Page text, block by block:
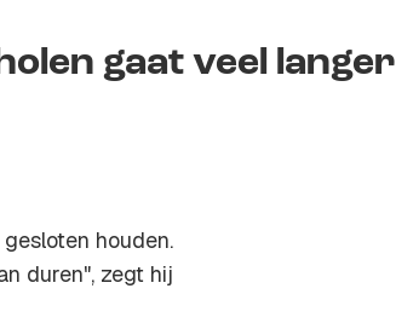
gaat veel langer
houden.
duren", zegt hij